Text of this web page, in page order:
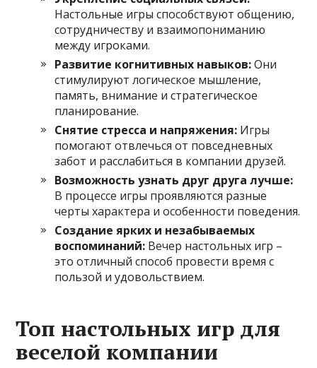
Настольные игры способствуют общению,
сотрудничеству и взаимопониманию
между игроками.
Развитие когнитивных навыков:Они
стимулируют логическое мышление,
память, внимание и стратегическое
планирование.
Снятие стресса и напряжения: Игры
помогают отвлечься от повседневных
забот и расслабиться в компании друзей.
Возможность узнать друг друга лучше:
В процессе игры проявляются разные
черты характера и особенности поведения.
Создание ярких и незабываемых
воспоминаний: Вечер настольных игр –
это отличный способ провести время с
пользой и удовольствием.
Топ настольных игр для
веселой компании